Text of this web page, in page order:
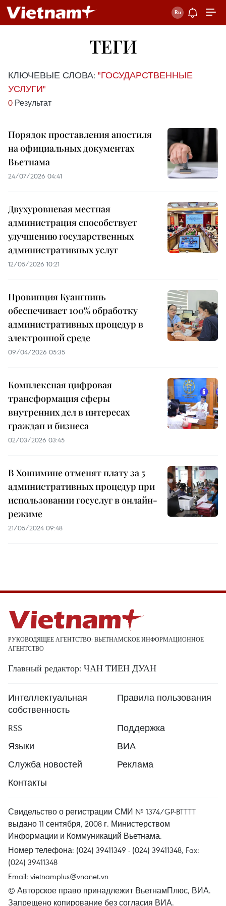
ТЕГИ
КЛЮЧЕВЫЕ СЛОВА: "ГОСУДАРСТВЕННЫЕ
УСЛУГИ"
0 Результат
Порядок проставления апостиля
на официальных документах
Вьетнама
24/07/2026 04:41
Двухуровневая местная
администрация способствует
улучшению государственных
административных услуг
12/05/2026 10:21
Провинция Куангнинь
обеспечивает 100% обработку
административных процедур в
электронной среде
09/04/2026 05:35
Комплексная цифровая
трансформация сферы
внутренних дел в интересах
граждан и бизнеса
02/03/2026 03:45
В Хошимине отменят плату за 5
административных процедур при
использовании госуслуг в онлайн-
режиме
21/05/2024 09:48
РУКОВОДЯЩЕЕ АГЕНТСТВО: ВЬЕТНАМСКОЕ ИНФОРМАЦИОННОЕ
АГЕНТСТВО
Главный редактор: ЧАН ТИЕН ДУАН
Интеллектуальная
собственность
Правила пользования
RSS
Поддержка
Языки
ВИА
Служба новостей
Реклама
Контакты
Свидельство о регистрации СМИ № 1374/GP-BTTTT
выдано 11 сентября, 2008 г. Министерством
Информации и Коммуникаций Вьетнама.
Номер телефона: (024) 39411349 - (024) 39411348, Fax:
(024) 39411348
Email: vietnamplus@vnanet.vn
© Авторское право принадлежит ВьетнамПлюс, ВИА.
Запрещено копирование без согласия ВИА.